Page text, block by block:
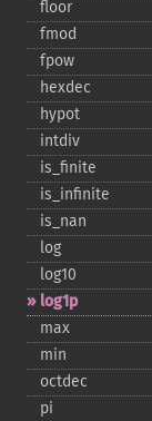
floor
fmod
fpow
hexdec
hypot
intdiv
is_​finite
is_​infinite
is_​nan
log
log10
log1p
max
min
octdec
pi